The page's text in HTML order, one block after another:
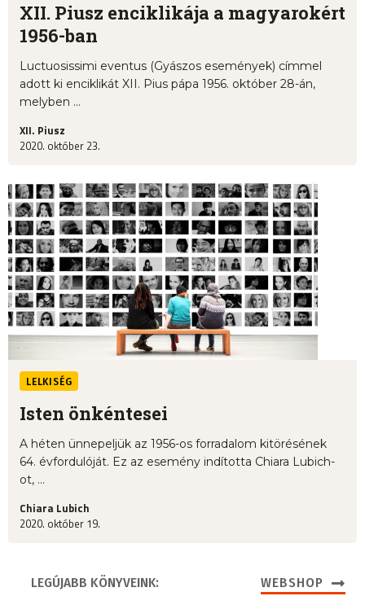
XII. Piusz enciklikája a magyarokért
1956-ban
Luctuosissimi eventus (Gyászos események) címmel
adott ki enciklikát XII. Pius pápa 1956. október 28-án,
melyben ...
XII. Piusz
2020. október 23.
LELKISÉG
Isten önkéntesei
A héten ünnepeljük az 1956-os forradalom kitörésének
64. évfordulóját. Ez az esemény indította Chiara Lubich-
ot, ...
Chiara Lubich
2020. október 19.
LEGÚJABB KÖNYVEINK: WEBSHOP